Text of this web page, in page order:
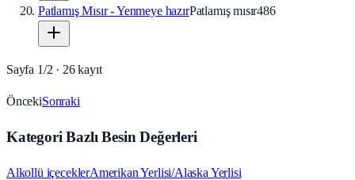
Patlamış Mısır - Yenmeye hazırPatlamış mısır486
Sayfa 1/2 · 26 kayıt
ÖncekiSonraki
Kategori Bazlı Besin Değerleri
Alkollü içeceklerAmerikan Yerlisi/Alaska Yerlisi